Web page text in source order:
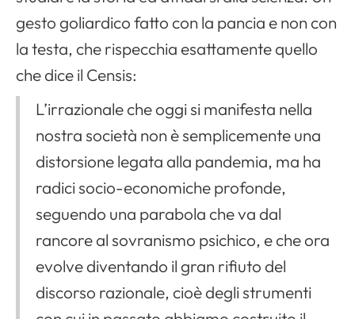
gesto goliardico fatto con la pancia e non con
la testa, che rispecchia esattamente quello
che dice il Censis:
L’irrazionale che oggi si manifesta nella
nostra società non è semplicemente una
distorsione legata alla pandemia, ma ha
radici socio-economiche profonde,
seguendo una parabola che va dal
rancore al sovranismo psichico, e che ora
evolve diventando il gran rifiuto del
discorso razionale, cioè degli strumenti